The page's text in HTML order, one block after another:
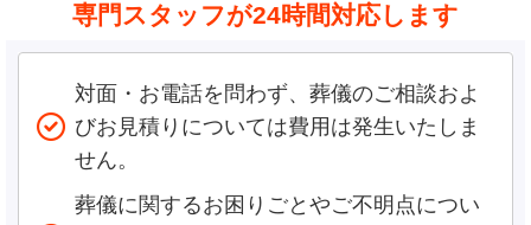
専門スタッフが24時間対応します
対面・お電話を問わず、葬儀のご相談およ
びお見積りについては費用は発生いたしま
せん。
葬儀に関するお困りごとやご不明点につい